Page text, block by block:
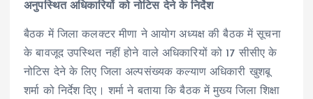
अनुपस्थित अधिकारियों को नोटिस देने के निर्देश
बैठक में जिला कलक्टर मीणा ने आयोग अध्यक्ष की बैठक में सूचना
के बावजूद उपस्थित नहीं होने वाले अधिकारियों को 17 सीसीए के
नोटिस देने के लिए जिला अल्पसंख्यक कल्याण अधिकारी खुशबू
शर्मा को निर्देश दिए। शर्मा ने बताया कि बैठक में मुख्य जिला शिक्षा